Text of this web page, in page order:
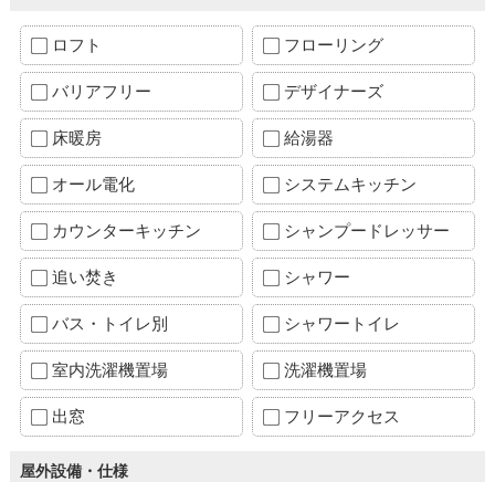
ロフト フローリング
バリアフリー デザイナーズ
床暖房 給湯器
オール電化 システムキッチン
カウンターキッチン シャンプードレッサー
追い焚き シャワー
バス・トイレ別 シャワートイレ
室内洗濯機置場 洗濯機置場
出窓 フリーアクセス
屋外設備・仕様